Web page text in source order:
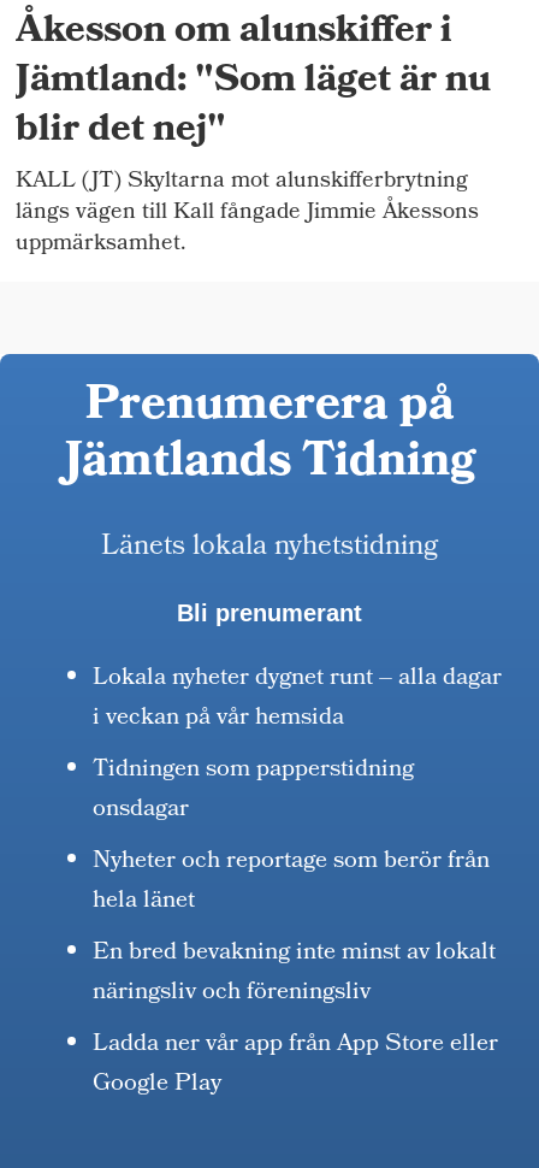
Åkesson om alunskiffer i
Jämtland: "Som läget är nu
blir det nej"
KALL (JT) Skyltarna mot alunskifferbrytning
längs vägen till Kall fångade Jimmie Åkessons
uppmärksamhet.
Prenumerera på
Jämtlands Tidning
Länets lokala nyhetstidning
Bli prenumerant
Lokala nyheter dygnet runt – alla dagar
i veckan på vår hemsida
Tidningen som papperstidning
onsdagar
Nyheter och reportage som berör från
hela länet
En bred bevakning inte minst av lokalt
näringsliv och föreningsliv
Ladda ner vår app från App Store eller
Google Play